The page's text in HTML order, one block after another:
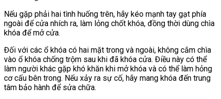
Nếu gặp phải hai tình huống trên, hãy kéo mạnh tay gạt phía
ngoài để cửa nhích ra, làm lỏng chốt khóa, đồng thời dùng chìa
khóa để mở cửa.
Đối với các ổ khóa có hai mặt trong và ngoài, không cắm chìa
vào ổ khóa chống trộm sau khi đã khóa cửa. Điều này có thể
làm người khác gặp khó khăn khi mở khóa và có thể làm hỏng
cơ cấu bên trong. Nếu xảy ra sự cố, hãy mang khóa đến trung
tâm bảo hành để sửa chữa.